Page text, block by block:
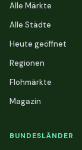
Alle Märkte
Alle Städte
Heute geöffnet
Regionen
Flohmärkte
Magazin
BUNDESLÄNDER